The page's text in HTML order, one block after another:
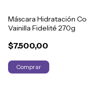
Máscara Hidratación
Vainilla Fidelité 270g
$7.500,00